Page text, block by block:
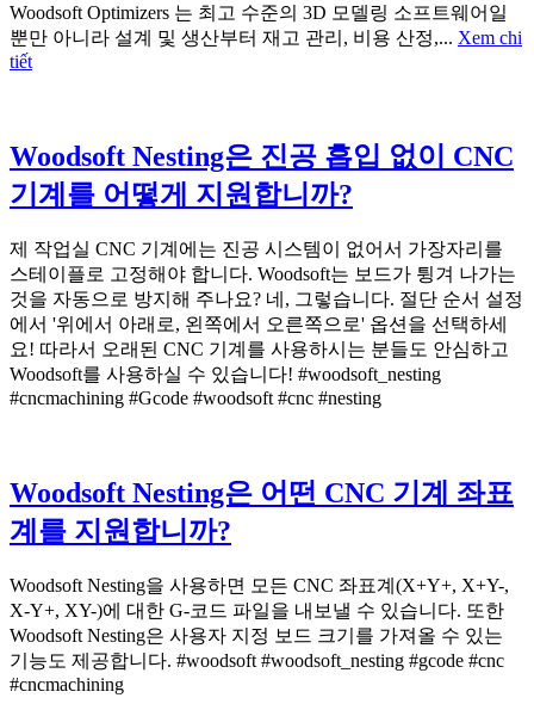
Woodsoft Optimizers 는 최고 수준의 3D 모델링 소프트웨어일
뿐만 아니라 설계 및 생산부터 재고 관리, 비용 산정,... Xem chi
tiết
Woodsoft Nesting은 진공 흡입 없이 CNC
기계를 어떻게 지원합니까?
제 작업실 CNC 기계에는 진공 시스템이 없어서 가장자리를
스테이플로 고정해야 합니다. Woodsoft는 보드가 튕겨 나가는
것을 자동으로 방지해 주나요? 네, 그렇습니다. 절단 순서 설정
에서 '위에서 아래로, 왼쪽에서 오른쪽으로' 옵션을 선택하세
요! 따라서 오래된 CNC 기계를 사용하시는 분들도 안심하고
Woodsoft를 사용하실 수 있습니다! #woodsoft_nesting
#cncmachining #Gcode #woodsoft #cnc #nesting
Woodsoft Nesting은 어떤 CNC 기계 좌표
계를 지원합니까?
Woodsoft Nesting을 사용하면 모든 CNC 좌표계(X+Y+, X+Y-,
X-Y+, XY-)에 대한 G-코드 파일을 내보낼 수 있습니다. 또한
Woodsoft Nesting은 사용자 지정 보드 크기를 가져올 수 있는
기능도 제공합니다. #woodsoft #woodsoft_nesting #gcode #cnc
#cncmachining